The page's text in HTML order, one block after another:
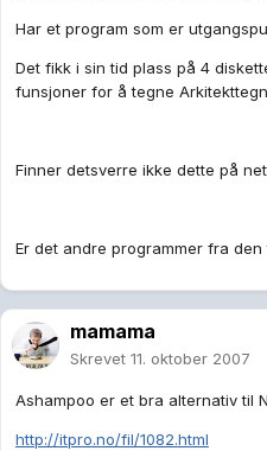
Har et program som er
Det fikk i sin tid plass på 4
funsjoner for å tegne
Finner detsverre ikke dette på
Er det andre programmer fra
mamama
Skrevet 11. oktober 2007
Ashampoo er et bra alternativ til
http://itpro.no/fil/1082.html